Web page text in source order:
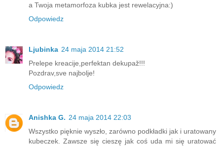
a Twoja metamorfoza kubka jest rewelacyjna:)
Odpowiedz
Ljubinka 24 maja 2014 21:52
Prelepe kreacije,perfektan dekupaž!!!
Pozdrav,sve najbolje!
Odpowiedz
Anishka G. 24 maja 2014 22:03
Wszystko pięknie wyszło, zarówno podkładki jak i uratowany
kubeczek. Zawsze się cieszę jak coś uda mi się uratować